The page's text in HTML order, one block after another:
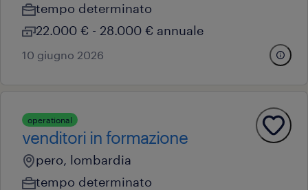
tempo determinato
22.000 € - 28.000 € annuale
10 giugno 2026
operational
venditori in formazione
pero, lombardia
tempo determinato